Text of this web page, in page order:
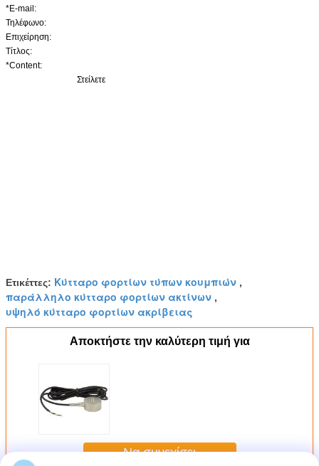
*E-mail:
Τηλέφωνο:
Επιχείρηση:
Τίτλος:
*Content:
Στείλετε
Ετικέττες: Κύτταρο φορτίων τύπων κουμπιών ,
παράλληλο κύτταρο φορτίων ακτίνων ,
υψηλό κύτταρο φορτίων ακρίβειας
Αποκτήστε την καλύτερη τιμή για
Να συνεχίσει